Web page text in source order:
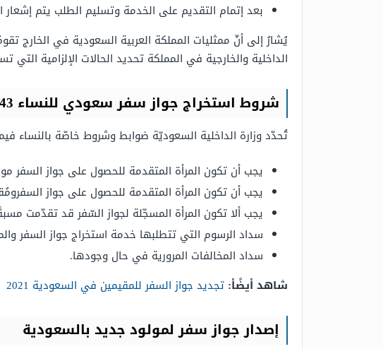
بعد إتمام التقديم على الخدمة وتسليم الطلب يتم إشعار
يُشارُ إلى أنّ ممثليات المملكة العربية السعودية في الخارج
الداخلية والخارجية في المملكة تحديد الحالات الإلزامية التي
شروط استخراج جواز سفر سعودي للنساء 1443
تُحدّد وزارة الداخلية السعوديّة ضوابط وشروط خاصّة بالنساء
يجب أن تكون المرأة المتقدمة للحصول على جواز السفر
يجب أن تكون المرأة المتقدمة للحصول على جواز
يجب ألا تكون المرأة المسجّلة لجواز السّفر قد تقدّمت
سداد الرسوم التي تتطلبها خدمة استخراج جواز السفر
سداد المخالفات المرورية في حال وجودها.
شاهد أيضًأ: تجديد جواز السفر للمقيمين في السعودية 2021
إصدار جواز سفر لمولود جديد بالسعودية